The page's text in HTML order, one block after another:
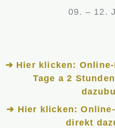
09. – 12.
➔ Hier klicken:
Tage a 2
➔ Hier klicken:
direkt